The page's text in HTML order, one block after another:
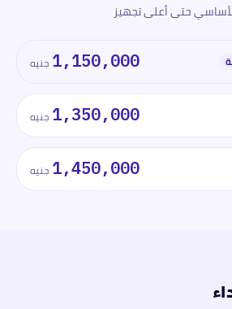
1,150,000 جنيه
1,350,000 جنيه
1,450,000 جنيه